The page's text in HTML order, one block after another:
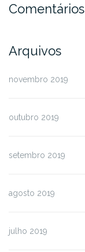
Comentários
Arquivos
novembro 2019
outubro 2019
setembro 2019
agosto 2019
julho 2019